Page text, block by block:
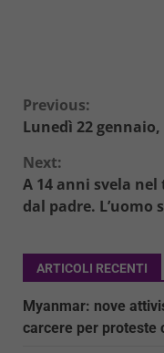
Continue
Reading
Previous:
Lunedì 22
Next:
A 14 anni svela
dal padre. L’uomo
ARTICOLI RECENTI
Myanmar: nove
carcere per proteste